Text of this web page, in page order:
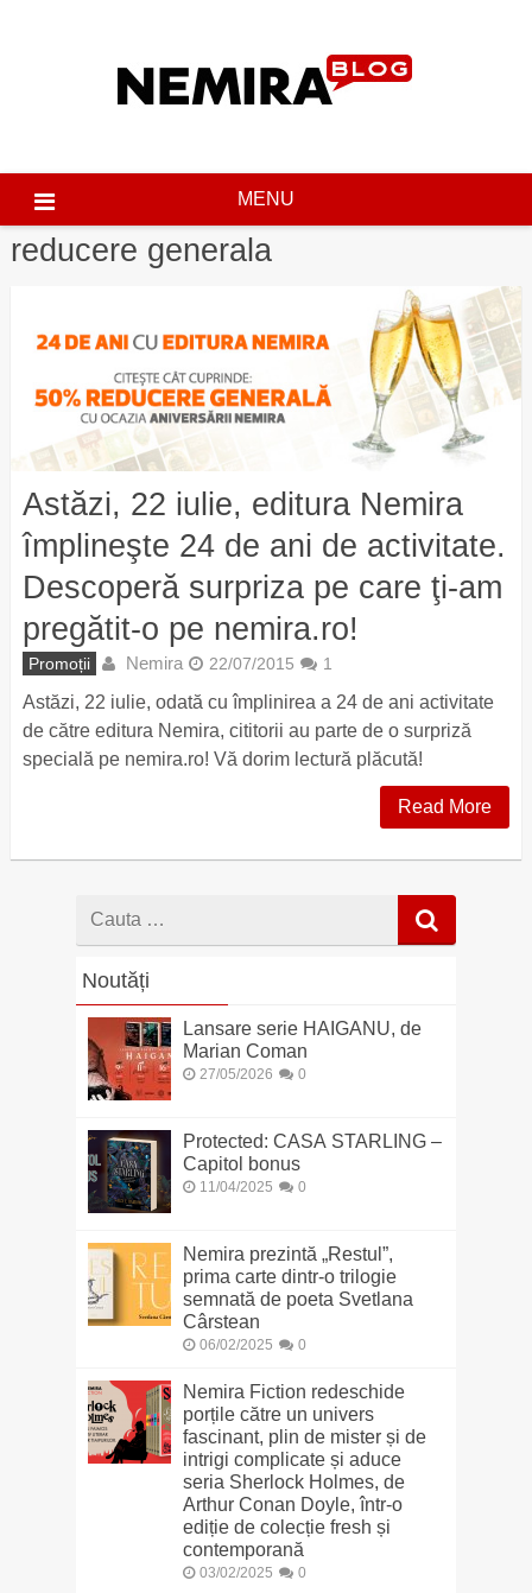
MENU
reducere generala
Astăzi, 22 iulie, editura Nemira
împlineşte 24 de ani de activitate.
Descoperă surpriza pe care ţi-am
pregătit-o pe nemira.ro!
Promoții Nemira 22/07/2015 1
Astăzi, 22 iulie, odată cu împlinirea a 24 de ani activitate
de către editura Nemira, cititorii au parte de o surpriză
specială pe nemira.ro! Vă dorim lectură plăcută!
Read More
Cauta
Noutăți
Lansare serie HAIGANU, de
Marian Coman
27/05/2026 0
Protected: CASA STARLING –
Capitol bonus
11/04/2025 0
Nemira prezintă „Restul”,
prima carte dintr-o trilogie
semnată de poeta Svetlana
Cârstean
06/02/2025 0
Nemira Fiction redeschide
porțile către un univers
fascinant, plin de mister și de
intrigi complicate și aduce
seria Sherlock Holmes, de
Arthur Conan Doyle, într-o
ediție de colecție fresh și
contemporană
03/02/2025 0